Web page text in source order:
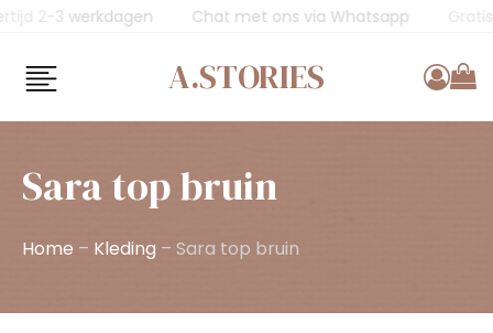
Levertijd 2-3 werkdagen Chat met ons via
A.STORIES
Sara top bruin
Home – Kleding – Sara top bruin